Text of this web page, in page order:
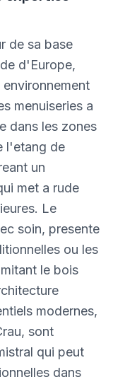
de sa base
d'Europe,
menuiseries a
dans les zones
l'etang de
un
met a rude
Le
soin, presente
ou les
le bois
modernes,
sont
qui peut
dans